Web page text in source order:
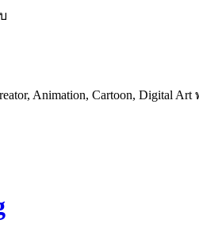
Animation, Cartoon,